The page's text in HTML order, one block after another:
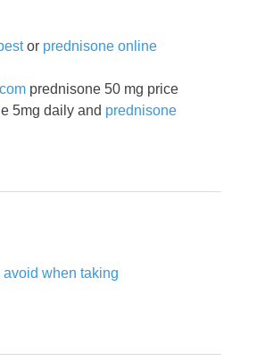
or prednisone online
prednisone 50 mg price
5mg daily and prednisone
when taking